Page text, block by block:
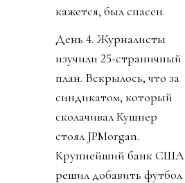
кажется, был спасен.
День 4. Журналисты
изучили 25-страничный
план. Вскрылось, что за
синдикатом, который
сколачивал Кушнер
стоял JPMorgan.
Крупнейший банк США
решил добавить футбол